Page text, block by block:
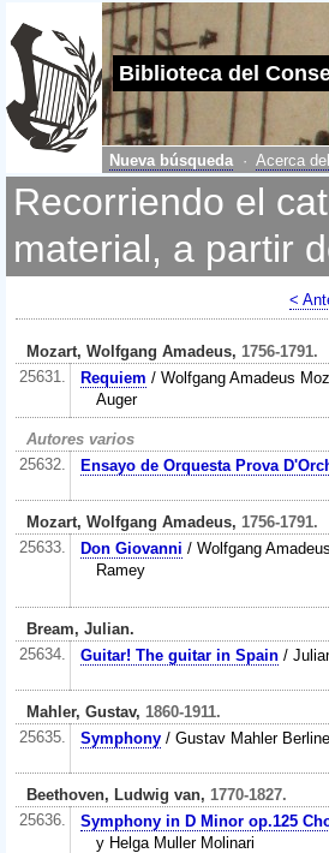
Biblioteca del
Nueva búsqueda ·Acerca
Recorriendo el
material, a partir
<
Mozart, Wolfgang Amadeus, 1756-1791.
25631.
Requiem / Wolfgang Amadeus
Auger
Autores varios
25632.
Ensayo de Orquesta Prova
Mozart, Wolfgang Amadeus, 1756-1791.
25633.
Don Giovanni / Wolfgang
Ramey
Bream, Julian.
25634.
Guitar! The guitar in Spain/
Mahler, Gustav, 1860-1911.
25635.
Symphony/ Gustav Mahler
Beethoven, Ludwig van, 1770-1827.
25636.
Symphony in D Minor op.125
y Helga Muller Molinari